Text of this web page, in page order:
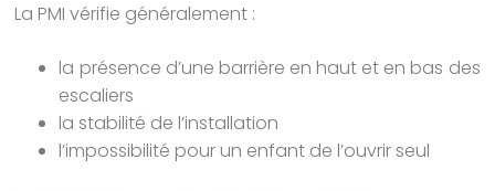
La PMI vérifie généralement :
la présence d’une barrière en haut et en bas des
escaliers
la stabilité de l’installation
l’impossibilité pour un enfant de l’ouvrir seul